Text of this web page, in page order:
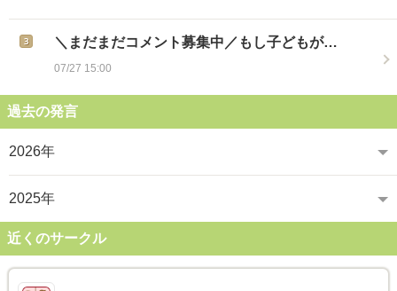
＼まだまだコメント募集中／もし子どもが…
07/27 15:00
過去の発言
2026年
2025年
近くのサークル